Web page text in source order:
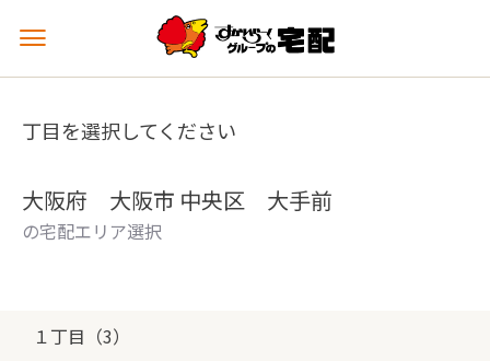
メ
ュ
を
丁目を選択してください
大阪府 大阪市 中央区 大手前
の宅配エリア選択
１丁目（3）